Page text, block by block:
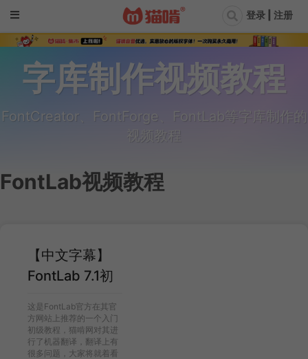
登录 | 注册
字库制作视频教程
FontCreator、FontForge、FontLab等字库制作的
视频教程
FontLab视频教程
【中文字幕】
FontLab 7.1初
这是FontLab官方在其官
方网站上推荐的一个入门
初级教程，猫啃网对其进
行了机器翻译，翻译上有
很多问题，大家将就着看